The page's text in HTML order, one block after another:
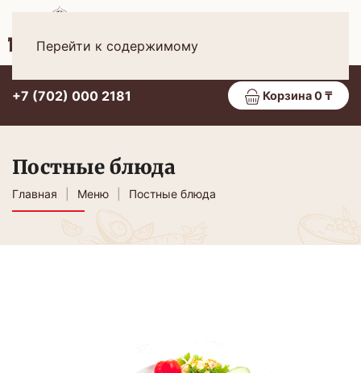
Перейти к содержимому
+7 (702) 000 2181 Корзина 0 ₸
Постные блюда
Главная Меню Постные блюда